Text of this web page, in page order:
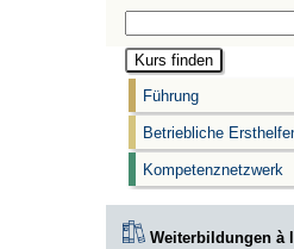
Führung
Betriebliche
Kompetenznetzwerk
Weiterbildungen à